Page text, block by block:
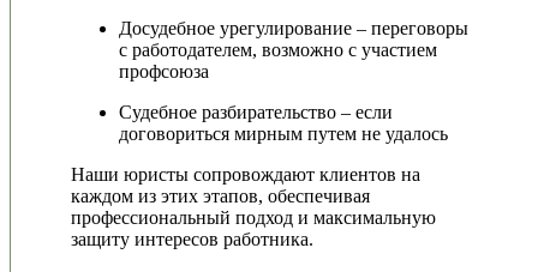
Досудебное урегулирование – переговоры
с работодателем, возможно с участием
профсоюза
Судебное разбирательство – если
договориться мирным путем не удалось
Наши юристы сопровождают клиентов на
каждом из этих этапов, обеспечивая
профессиональный подход и максимальную
защиту интересов работника.